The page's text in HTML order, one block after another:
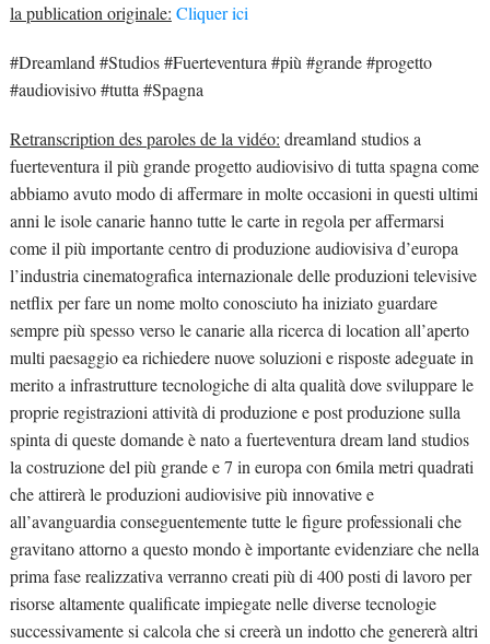
la publication originale: Cliquer ici
#Dreamland #Studios #Fuerteventura #più #grande #progetto
#audiovisivo #tutta #Spagna
Retranscription des paroles de la vidéo: dreamland studios a
fuerteventura il più grande progetto audiovisivo di tutta spagna come
abbiamo avuto modo di affermare in molte occasioni in questi ultimi
anni le isole canarie hanno tutte le carte in regola per affermarsi
come il più importante centro di produzione audiovisiva d’europa
l’industria cinematografica internazionale delle produzioni televisive
netflix per fare un nome molto conosciuto ha iniziato guardare
sempre più spesso verso le canarie alla ricerca di location all’aperto
multi paesaggio ea richiedere nuove soluzioni e risposte adeguate in
merito a infrastrutture tecnologiche di alta qualità dove sviluppare le
proprie registrazioni attività di produzione e post produzione sulla
spinta di queste domande è nato a fuerteventura dream land studios
la costruzione del più grande e 7 in europa con 6mila metri quadrati
che attirerà le produzioni audiovisive più innovative e
all’avanguardia conseguentemente tutte le figure professionali che
gravitano attorno a questo mondo è importante evidenziare che nella
prima fase realizzativa verranno creati più di 400 posti di lavoro per
risorse altamente qualificate impiegate nelle diverse tecnologie
successivamente si calcola che si creerà un indotto che genererà altri